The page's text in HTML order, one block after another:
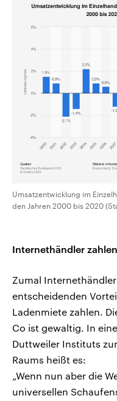
Umsatzentwicklung im
den Jahren 2000 bis 2020
Internethändler
Zumal
entscheidenden
Ladenmiete zahlen.
Co ist gewaltig. In
Duttweiler Instituts
Raums heißt es:
„Wenn nun aber die
universellen